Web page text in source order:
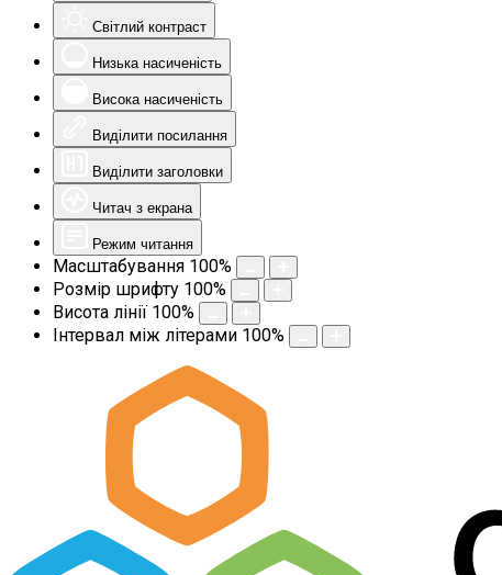
Світлий контраст
Низька насиченість
Висока насиченість
Виділити посилання
Виділити заголовки
Читач з екрана
Режим читання
Масштабування 100%
Розмір шрифту 100%
Висота лінії 100%
Інтервал між літерами 100%